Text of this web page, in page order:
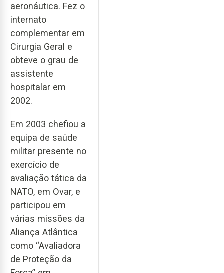
aeronáutica. Fez o
internato
complementar em
Cirurgia Geral e
obteve o grau de
assistente
hospitalar em
2002.
Em 2003 chefiou a
equipa de saúde
militar presente no
exercício de
avaliação tática da
NATO, em Ovar, e
participou em
várias missões da
Aliança Atlântica
como “Avaliadora
de Proteção da